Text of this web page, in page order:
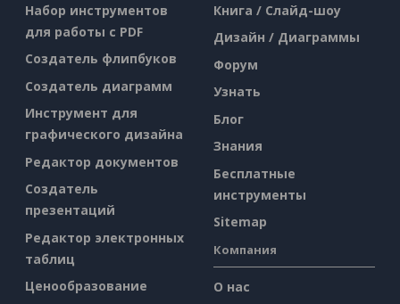
Набор инструментов
для работы с PDF
Создатель флипбуков
Создатель диаграмм
Инструмент для
графического дизайна
Редактор документов
Создатель
презентаций
Редактор электронных
таблиц
Ценообразование
Книга / Слайд-шоу
Дизайн / Диаграммы
Форум
Узнать
Блог
Знания
Бесплатные
инструменты
Sitemap
Компания
О нас